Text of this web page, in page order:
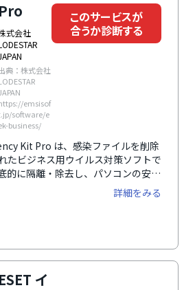
Pro
式会社
典：株式会社
emsisof
software/e
business/
このサービスが
合うか診断する
Kit Pro は、感染ファイルを削除
たビジネス用ウイルス対策ソフトで
的に隔離・除去し、パソコンの安全
アのインストールが不要な携帯型の
詳細をみる
ESET イ